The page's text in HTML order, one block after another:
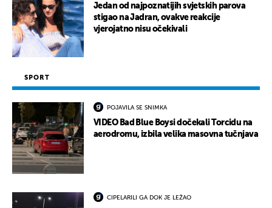
Jedan od najpoznatijih svjetskih parova
stigao na Jadran, ovakve reakcije
vjerojatno nisu očekivali
SPORT
POJAVILA SE SNIMKA
VIDEO Bad Blue Boysi dočekali Torcidu na
aerodromu, izbila velika masovna tučnjava
CIPELARILI GA DOK JE LEŽAO